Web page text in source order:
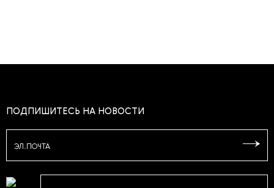
ПОДПИШИТЕСЬ НА НОВОСТИ
ЭЛ.ПОЧТА